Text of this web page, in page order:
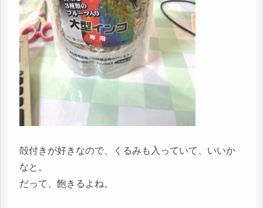
殻付きが好きなので、くるみも入っていて、いいか
なと。
だって、飽きるよね。